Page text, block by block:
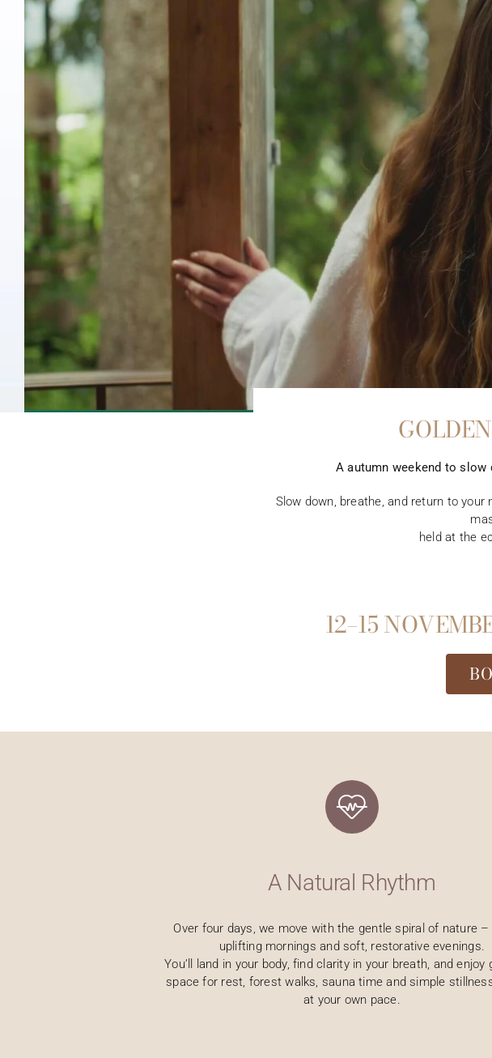
A autumn weekend to slow
Slow down, breathe, and return to your
held at the
12–15
A Natural Rhythm
Over four days, we move with the gentle spiral of nature –
uplifting mornings and soft, restorative evenings.
You’ll land in your body, find clarity in your breath, and enjoy
space for rest, forest walks, sauna time and simple
at your own pace.